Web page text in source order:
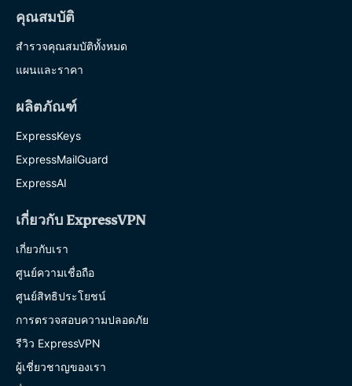
คุณสมบัติ
สำรวจคุณสมบัติทั้งหมด
แผนและราคา
ผลิตภัณฑ์
ExpressKeys
ExpressMailGuard
ExpressAI
เกี่ยวกับ ExpressVPN
เกี่ยวกับเรา
ศูนย์ความเชื่อถือ
ศูนย์สิทธิประโยชน์
การตรวจสอบความปลอดภัย
รีวิว ExpressVPN
ผู้เชี่ยวชาญของเรา